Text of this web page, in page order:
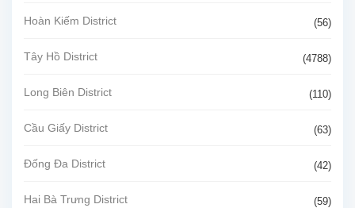
Hoàn Kiếm District (56)
Tây Hồ District (4788)
Long Biên District (110)
Cầu Giấy District (63)
Đống Đa District (42)
Hai Bà Trưng District (59)